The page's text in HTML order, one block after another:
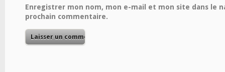
Enregistrer mon nom, mon e-mail et mon site dans le
prochain commentaire.